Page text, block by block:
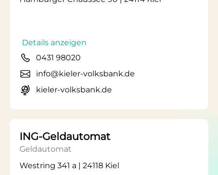
Details anzeigen
0431 98020
info@kieler-volksbank.de
kieler-volksbank.de
ING-Geldautomat
Geldautomat
Westring 341 a | 24118 Kiel